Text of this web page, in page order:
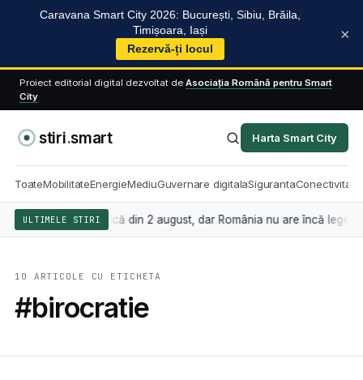
Caravana Smart City 2026: București, Sibiu, Brăila,
Timișoara, Iași
Rezervă-ți locul
×
Proiect editorial digital dezvoltat de Asociația Română pentru Smart
City
stiri.smart Harta Smart City
ToateMobilitateEnergieMediuGuvernare digitalaSigurantaConectivitate
ULTIMELE STIRI
artificială se aplică din 2 august, dar România nu are încă legea
10 ARTICOLE CU ETICHETA
#birocratie